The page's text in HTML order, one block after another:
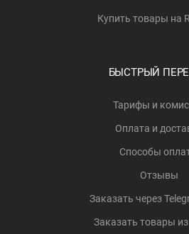
Купить товары на
БЫСТРЫЙ
Тарифы и
Оплата и
Способы
Отзывы
Заказать через
Заказать товары